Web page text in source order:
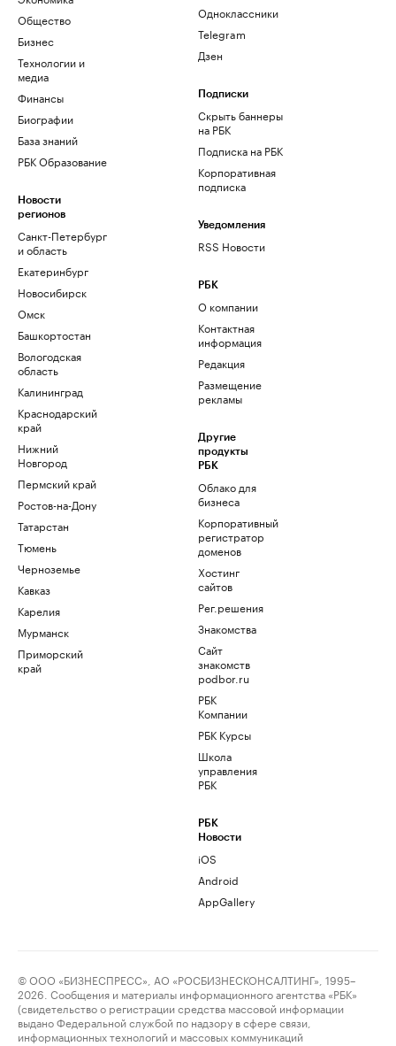
Общество
Бизнес
Технологии и
медиа
Финансы
Биографии
База знаний
РБК Образование
Новости
регионов
Санкт-Петербург
и область
Екатеринбург
Новосибирск
Омск
Башкортостан
Вологодская
область
Калининград
Краснодарский
край
Нижний
Новгород
Пермский край
Ростов-на-Дону
Татарстан
Тюмень
Черноземье
Кавказ
Карелия
Мурманск
Приморский
край
Одноклассники
Telegram
Дзен
Подписки
Скрыть баннеры
на РБК
Подписка на РБК
Корпоративная
подписка
Уведомления
RSS Новости
РБК
О компании
Контактная
информация
Редакция
Размещение
рекламы
Другие
продукты
РБК
Облако для
бизнеса
Корпоративный
регистратор
доменов
Хостинг
сайтов
Рег.решения
Знакомства
Сайт
знакомств
podbor.ru
РБК
Компании
РБК Курсы
Школа
управления
РБК
РБК
Новости
iOS
Android
AppGallery
© ООО «БИЗНЕСПРЕСС», АО «РОСБИЗНЕСКОНСАЛТИНГ», 1995–
2026. Сообщения и материалы информационного агентства «РБК»
(свидетельство о регистрации средства массовой информации
выдано Федеральной службой по надзору в сфере связи,
информационных технологий и массовых коммуникаций